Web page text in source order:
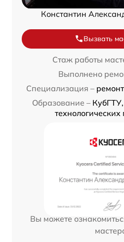
Константин
Вызвать
Стаж работы
Выполнено
Специализация –
Образование –
технологических
Вы можете